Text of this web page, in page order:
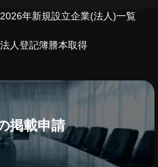
2026年新規設立企業(法人)一覧
法人登記簿謄本取得
掲載申請